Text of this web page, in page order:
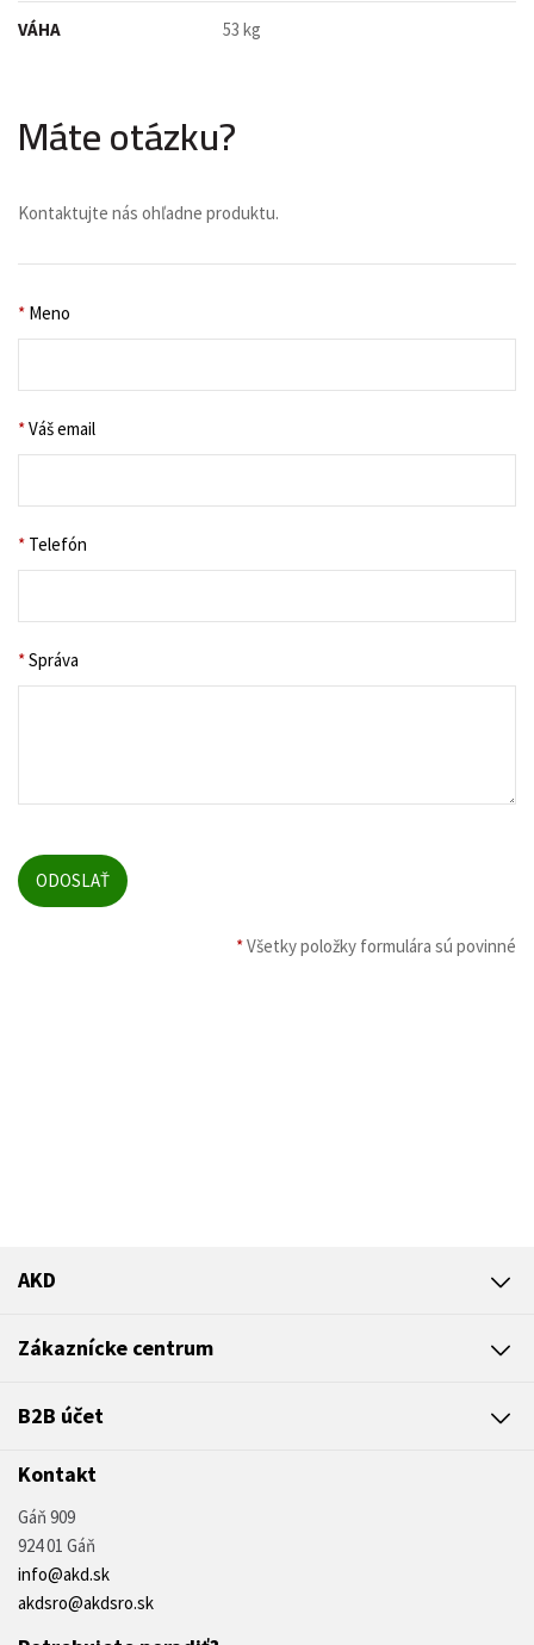
VÁHA 53 kg
Máte otázku?
Kontaktujte nás ohľadne produktu.
* Meno
*Váš email
* Telefón
*Správa
*Všetky položky formulára sú povinné
AKD
Zákaznícke centrum
B2B účet
Kontakt
Gáň 909
924 01 Gáň
info@akd.sk
akdsro@akdsro.sk